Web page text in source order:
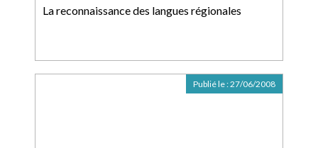
La reconnaissance des langues régionales
Publié le :27/06/2008